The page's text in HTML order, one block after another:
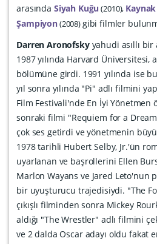
arasında Siyah Kuğu 2010 Kaynak
Şampiyon 2008 gibi filmler
Darren Aronofsky yahudi asıllı
1987 yılında Harvard Üniversitesi,
bölümüne girdi. 1991 yılında ise
yıl sonra yılında "Pi" adlı filmini
Film Festivali'nde En İyi Yönetmen
sonraki filmi "Requiem for a
çok ses getirdi ve yönetmenin
1978 tarihli Hubert Selby, Jr.'ün
uyarlanan ve başrollerini Ellen
Marlon Wayans ve Jared Leto'nun
bir uyuşturucu trajedisiydi. "The
çıkışlı filminden sonra Mickey
aldığı "The Wrestler" adlı filmini
ve 2 dalda Oscar adayı oldu fakat